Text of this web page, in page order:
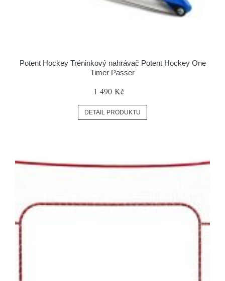
Potent Hockey Tréninkový nahrávač Potent Hockey One
Timer Passer
1 490 Kč
DETAIL PRODUKTU